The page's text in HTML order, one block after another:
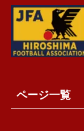
ページ一覧